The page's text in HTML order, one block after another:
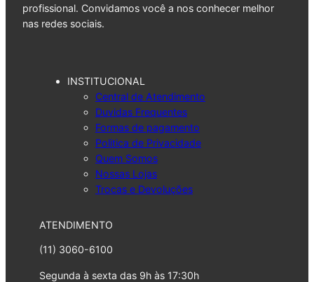
profissional. Convidamos você a nos conhecer melhor
nas redes sociais.
INSTITUCIONAL
Central de Atendimento
Duvidas Frequentes
Formas de pagamento
Politica de Privacidade
Quem Somos
Nossas Lojas
Trocas e Devoluções
ATENDIMENTO
(11) 3060-6100
Segunda à sexta das 9h às 17:30h